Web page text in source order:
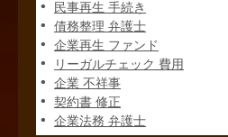
民事再生 手続き
債務整理 弁護士
企業再生 ファンド
リーガルチェック 費用
企業 不祥事
契約書 修正
企業法務 弁護士